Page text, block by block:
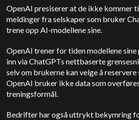
OpenAI presiserer at de ikke kommer
meldinger fra selskaper som bruker
trene opp AI-modellene sine.
OpenAI trener for tiden modellene sine
inn via ChatGPTs nettbaserte
selv om brukerne kan velge å
OpenAI bruker ikke data som
treningsformål.
Bedrifter har også uttrykt bekymring